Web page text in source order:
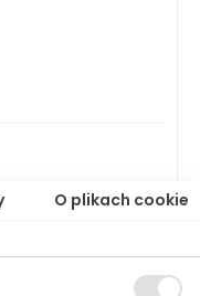
O plikach cookie